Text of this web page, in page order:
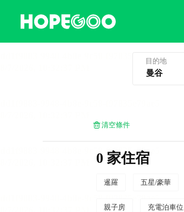
目的地
清空條件
0 家住宿
暹羅 五星/豪華
親子房 充電泊車位